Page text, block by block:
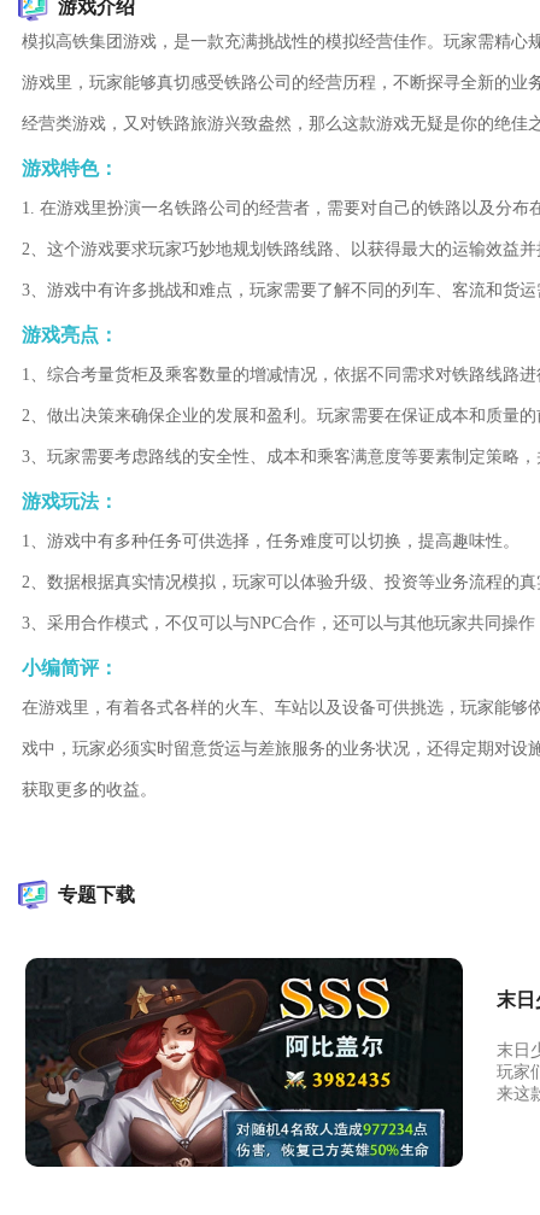
游戏介绍
模拟高铁集团游戏，是一款充满挑战性的模拟经营佳作。玩家需精
游戏里，玩家能够真切感受铁路公司的经营历程，不断探寻全新的
经营类游戏，又对铁路旅游兴致盎然，那么这款游戏无疑是你的绝佳
游戏特色：
1. 在游戏里扮演一名铁路公司的经营者，需要对自己的铁路以及分布
2、这个游戏要求玩家巧妙地规划铁路线路、以获得最大的运输效益
3、游戏中有许多挑战和难点，玩家需要了解不同的列车、客流和货
游戏亮点：
1、综合考量货柜及乘客数量的增减情况，依据不同需求对铁路线路
2、做出决策来确保企业的发展和盈利。玩家需要在保证成本和质量
3、玩家需要考虑路线的安全性、成本和乘客满意度等要素制定策略
游戏玩法：
1、游戏中有多种任务可供选择，任务难度可以切换，提高趣味性。
2、数据根据真实情况模拟，玩家可以体验升级、投资等业务流程的
3、采用合作模式，不仅可以与NPC合作，还可以与其他玩家共同操
小编简评：
在游戏里，有着各式各样的火车、车站以及设备可供挑选，玩家能
戏中，玩家必须实时留意货运与差旅服务的业务状况，还得定期对
获取更多的收益。
专题下载
末日
末日
玩家
来这